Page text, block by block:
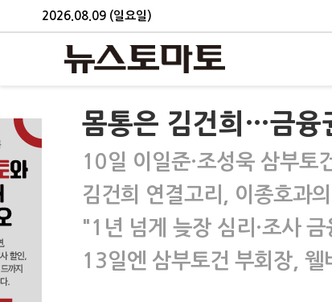
2026.08.09 (일요일)
몸통은 김건희…금융
10일 이일준·조성욱 삼부토
김건희 연결고리, 이종호과
"1년 넘게 늦장 심리·조사
13일엔 삼부토건 부회장, 웰